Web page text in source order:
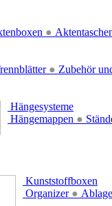
●
● Zubehör
Hängesysteme
Hängemappen ●
Kunststoffboxen
Organizer ●